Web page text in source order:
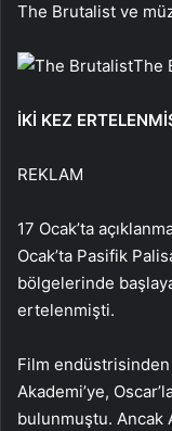
The Brutalist ve
The
İKİ KEZ
REKLAM
17 Ocak’ta
Ocak’ta Pasifik
bölgelerinde
ertelenmişti.
Film endüstrisinden
Akademi’ye,
bulunmuştu. Ancak